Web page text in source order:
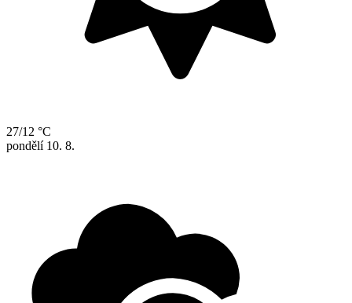
27/12 °C
pondělí 10. 8.